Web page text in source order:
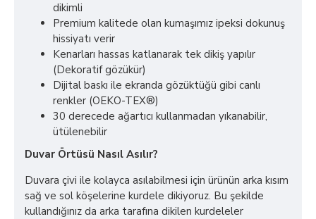
dikimli
Premium kalitede olan kumaşımız ipeksi dokunuş
hissiyatı verir
Kenarları hassas katlanarak tek dikiş yapılır
(Dekoratif gözükür)
Dijital baskı ile ekranda gözüktüğü gibi canlı
renkler (OEKO-TEX®)
30 derecede ağartıcı kullanmadan yıkanabilir,
ütülenebilir
Duvar Örtüsü Nasıl Asılır?
Duvara çivi ile kolayca asılabilmesi için ürünün arka kısım
sağ ve sol köşelerine kurdele dikiyoruz. Bu şekilde
kullandığınız da arka tarafına dikilen kurdeleler